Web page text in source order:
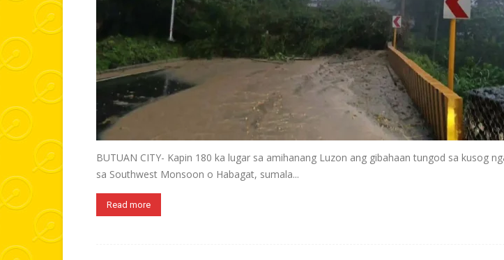
BUTUAN CITY- Kapin 180 ka lugar sa amihanang Luzon ang gibahaan tungod sa kusog
sa Southwest Monsoon o Habagat, sumala...
Read more